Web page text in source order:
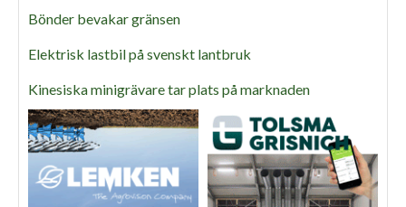
Bönder bevakar gränsen
Elektrisk lastbil på svenskt lantbruk
Kinesiska minigrävare tar plats på marknaden